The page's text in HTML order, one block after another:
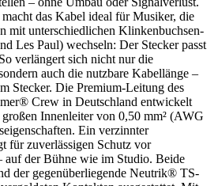
das Kabel ideal für Musiker, die
mit unterschiedlichen Klinkenbuchsen-
Les Paul) wechseln: Der Stecker passt
verlängert sich nicht nur die
auch die nutzbare Kabellänge –
Stecker. Die Premium-Leitung des
Crew in Deutschland entwickelt
Innenleiter von 0,50 mm² (AWG
Ein verzinnter
für zuverlässigen Schutz vor
auf der Bühne wie im Studio. Beide
der gegenüberliegende Neutrik® TS-